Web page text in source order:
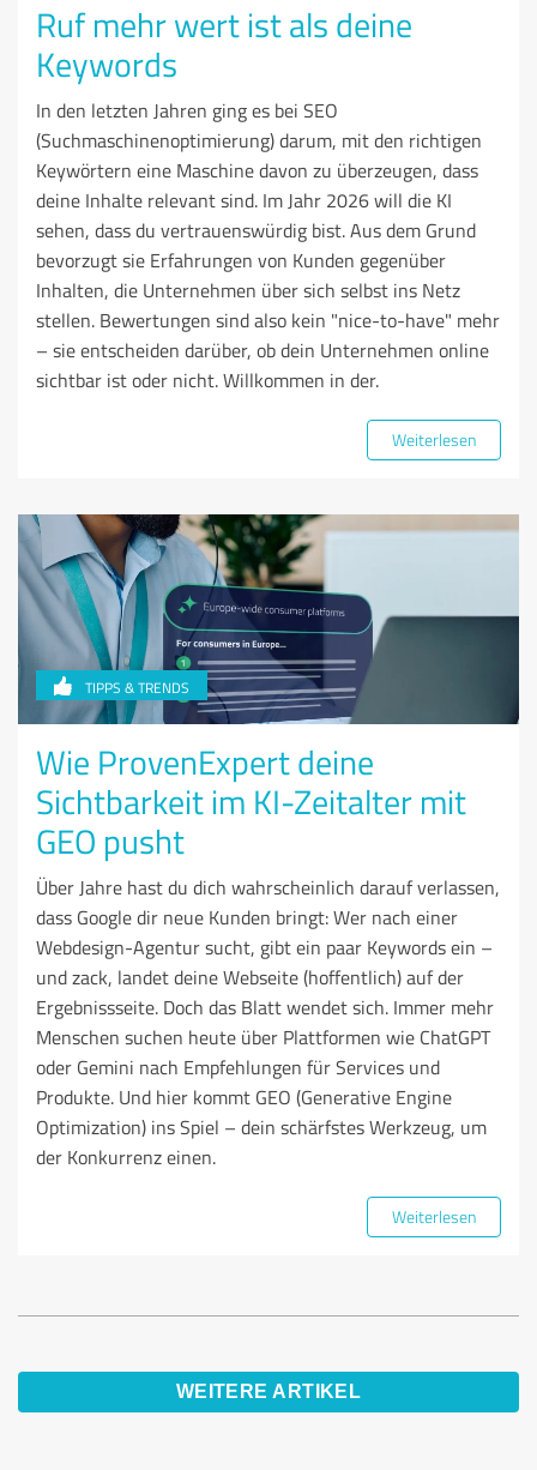
Ruf mehr wert ist als deine
Keywords
In den letzten Jahren ging es bei SEO
(Suchmaschinenoptimierung) darum, mit den richtigen
Keywörtern eine Maschine davon zu überzeugen, dass
deine Inhalte relevant sind. Im Jahr 2026 will die KI
sehen, dass du vertrauenswürdig bist. Aus dem Grund
bevorzugt sie Erfahrungen von Kunden gegenüber
Inhalten, die Unternehmen über sich selbst ins Netz
stellen. Bewertungen sind also kein "nice-to-have" mehr
– sie entscheiden darüber, ob dein Unternehmen online
sichtbar ist oder nicht. Willkommen in der.
Weiterlesen
TIPPS & TRENDS
Wie ProvenExpert deine
Sichtbarkeit im KI-Zeitalter mit
GEO pusht
Über Jahre hast du dich wahrscheinlich darauf verlassen,
dass Google dir neue Kunden bringt: Wer nach einer
Webdesign-Agentur sucht, gibt ein paar Keywords ein –
und zack, landet deine Webseite (hoffentlich) auf der
Ergebnissseite. Doch das Blatt wendet sich. Immer mehr
Menschen suchen heute über Plattformen wie ChatGPT
oder Gemini nach Empfehlungen für Services und
Produkte. Und hier kommt GEO (Generative Engine
Optimization) ins Spiel – dein schärfstes Werkzeug, um
der Konkurrenz einen.
Weiterlesen
WEITERE ARTIKEL